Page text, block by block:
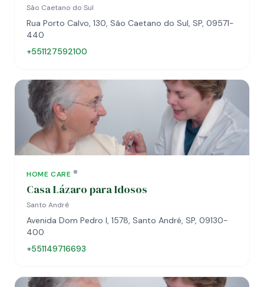
São Caetano do Sul
Rua Porto Calvo, 130, São Caetano do Sul, SP, 09571-
440
+551127592100
HOME CARE
Casa Lázaro para Idosos
Santo André
Avenida Dom Pedro I, 1578, Santo André, SP, 09130-
400
+551149716693